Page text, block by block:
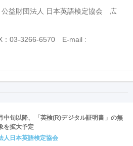
益財団法人 日本英語検定協会 広
03-3266-6570 E-mail :
中旬以降、「英検(R)デジタル証明書」の無
を拡大予定
人日本英語検定協会